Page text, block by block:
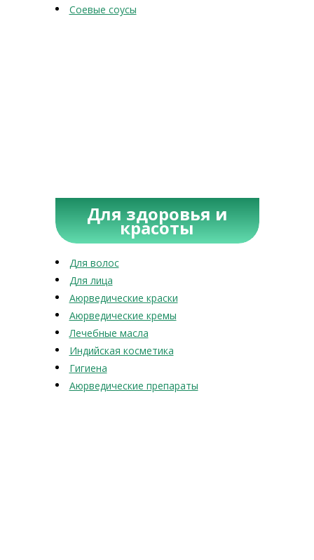
Соевые соусы
Для здоровья и
красоты
Для волос
Для лица
Аюрведические краски
Аюрведические кремы
Лечебные масла
Индийская косметика
Гигиена
Аюрведические препараты